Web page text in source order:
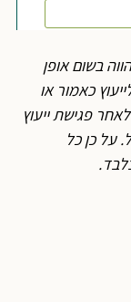
בשום אופן
כאמור או
פגישת ייעוץ
כן כל
.